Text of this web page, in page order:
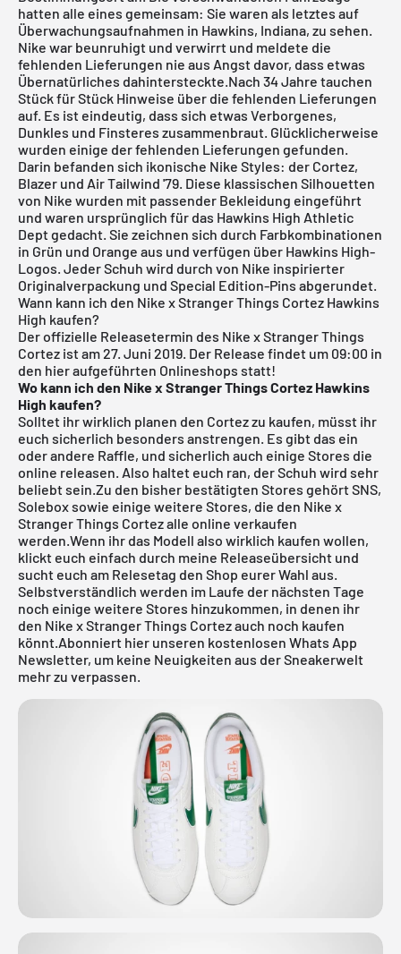
hatten alle eines gemeinsam: Sie waren als letztes auf
Überwachungsaufnahmen in Hawkins, Indiana, zu sehen.
Nike war beunruhigt und verwirrt und meldete die
fehlenden Lieferungen nie aus Angst davor, dass etwas
Übernatürliches dahintersteckte.Nach 34 Jahre tauchen
Stück für Stück Hinweise über die fehlenden Lieferungen
auf. Es ist eindeutig, dass sich etwas Verborgenes,
Dunkles und Finsteres zusammenbraut. Glücklicherweise
wurden einige der fehlenden Lieferungen gefunden.
Darin befanden sich ikonische Nike Styles: der Cortez,
Blazer und Air Tailwind '79. Diese klassischen Silhouetten
von Nike wurden mit passender Bekleidung eingeführt
und waren ursprünglich für das Hawkins High Athletic
Dept gedacht. Sie zeichnen sich durch Farbkombinationen
in Grün und Orange aus und verfügen über Hawkins High-
Logos. Jeder Schuh wird durch von Nike inspirierter
Originalverpackung und Special Edition-Pins abgerundet.
Wann kann ich den Nike x Stranger Things Cortez Hawkins
High kaufen?
Der offizielle Releasetermin des Nike x Stranger Things
Cortez ist am 27. Juni 2019. Der Release findet um 09:00 in
den hier aufgeführten Onlineshops statt!
Wo kann ich den Nike x Stranger Things Cortez Hawkins
High kaufen?
Solltet ihr wirklich planen den Cortez zu kaufen, müsst ihr
euch sicherlich besonders anstrengen. Es gibt das ein
oder andere Raffle, und sicherlich auch einige Stores die
online releasen. Also haltet euch ran, der Schuh wird sehr
beliebt sein.Zu den bisher bestätigten Stores gehörtSNS,
Soleboxsowie einige weitere Stores, die den Nike x
Stranger Things Cortez alle online verkaufen
werden.Wenn ihr das Modell also wirklich kaufen wollen,
klickt euch einfach durch meine Releaseübersicht und
sucht euch am Relesetag den Shop eurer Wahl aus.
Selbstverständlich werden im Laufe der nächsten Tage
noch einige weitere Stores hinzukommen, in denen ihr
den Nike x Stranger Things Cortez auch noch kaufen
könnt.Abonniert hier unseren kostenlosen Whats App
Newsletter, um keine Neuigkeiten aus der Sneakerwelt
mehr zu verpassen.